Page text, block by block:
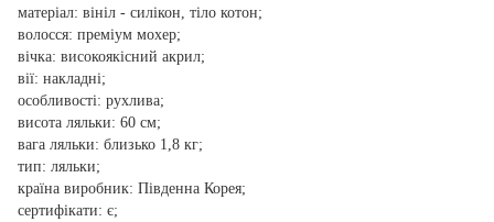
матеріал: вініл - силікон, тіло котон;
волосся: преміум мохер;
вічка: високоякісний акрил;
вії: накладні;
особливості: рухлива;
висота ляльки: 60 см;
вага ляльки: близько 1,8 кг;
тип: ляльки;
країна виробник: Південна Корея;
сертифікати: є;